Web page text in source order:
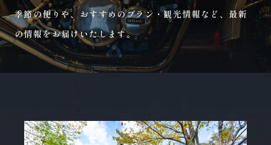
季節の便りや、おすすめのプラン・観光情報など、最新
の情報をお届けいたします。